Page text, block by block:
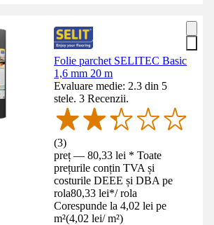
Folie parchet SELITEC Basic
1,6 mm 20 m
Evaluare medie: 2.3 din 5
stele. 3 Recenzii.
(3)
preț — 80,33 lei * Toate
prețurile conțin TVA și
costurile DEEE și DBA pe
rola80,33 lei*/ rola
Corespunde la 4,02 lei pe
m²(4,02 lei/ m²)